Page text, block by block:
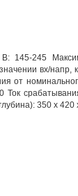
145-245
вх/напр,
от
350 х 420